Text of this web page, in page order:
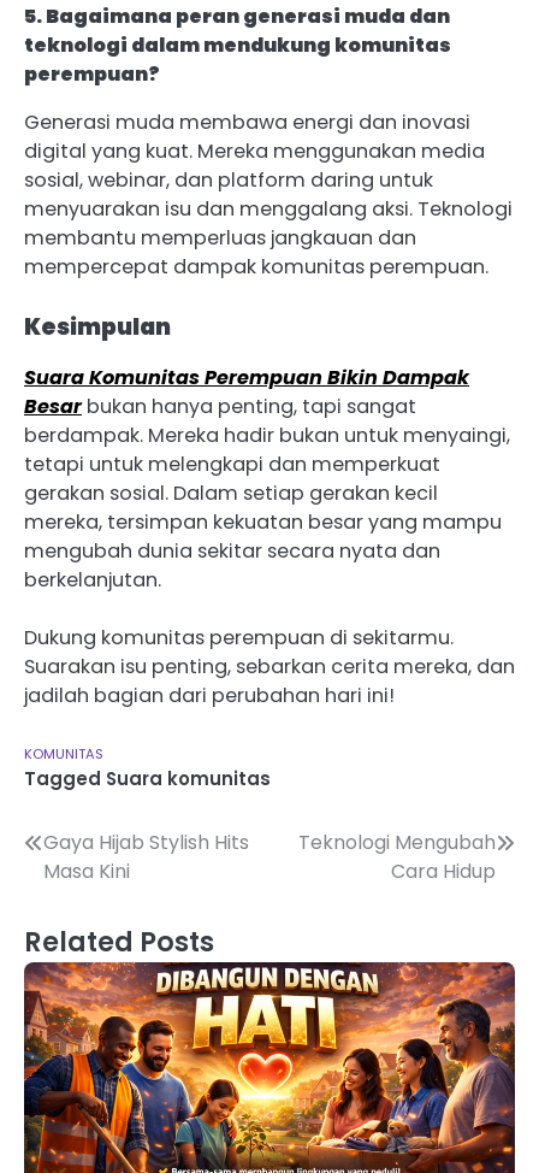
5. Bagaimana peran generasi muda dan
teknologi dalam mendukung komunitas
perempuan?
Generasi muda membawa energi dan inovasi
digital yang kuat. Mereka menggunakan media
sosial, webinar, dan platform daring untuk
menyuarakan isu dan menggalang aksi. Teknologi
membantu memperluas jangkauan dan
mempercepat dampak komunitas perempuan.
Kesimpulan
Suara Komunitas Perempuan Bikin Dampak
Besarbukan hanya penting, tapi sangat
berdampak. Mereka hadir bukan untuk menyaingi,
tetapi untuk melengkapi dan memperkuat
gerakan sosial. Dalam setiap gerakan kecil
mereka, tersimpan kekuatan besar yang mampu
mengubah dunia sekitar secara nyata dan
berkelanjutan.
Dukung komunitas perempuan di sekitarmu.
Suarakan isu penting, sebarkan cerita mereka, dan
jadilah bagian dari perubahan hari ini!
KOMUNITAS
Tagged Suara komunitas
Navigasi
Gaya Hijab Stylish Hits
Masa Kini
Teknologi Mengubah
Cara Hidup
Related Posts